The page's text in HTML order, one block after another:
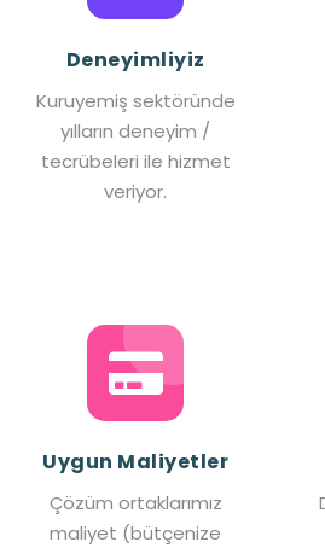
Deneyimliyiz
Kuruyemiş sektöründe
yılların deneyim /
tecrübeleri ile hizmet
veriyor.
Uygun Maliyetler
Çözüm ortaklarımız
maliyet (bütçenize